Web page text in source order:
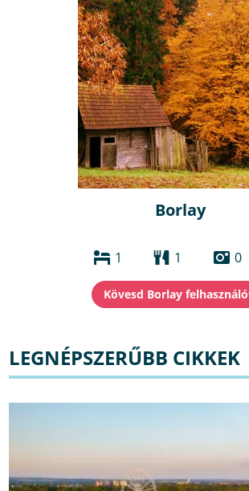
Borlay
1 1 0
LEGNÉPSZERŰBB CIKKEK